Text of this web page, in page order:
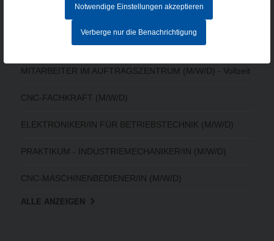
Notwendige Einstellungen akzeptieren
Verberge nur die Benachrichtigung
AKTUELLE STELLENANGEBOTE
MITARBEITER IM AUFTRAGSZENTRUM (M/W/D) - Vollzeit
CNC-FACHKRAFT (M/W/D)
ELEKTRONIKER/IN FÜR BETRIEBSTECHNIK (M/W/D)
PRAKTIKUM - INDUSTRIEMECHANIKER/IN (M/W/D)
CNC-MASCHINENBEDIENER/IN (M/W/D)
ALLE ANZEIGEN